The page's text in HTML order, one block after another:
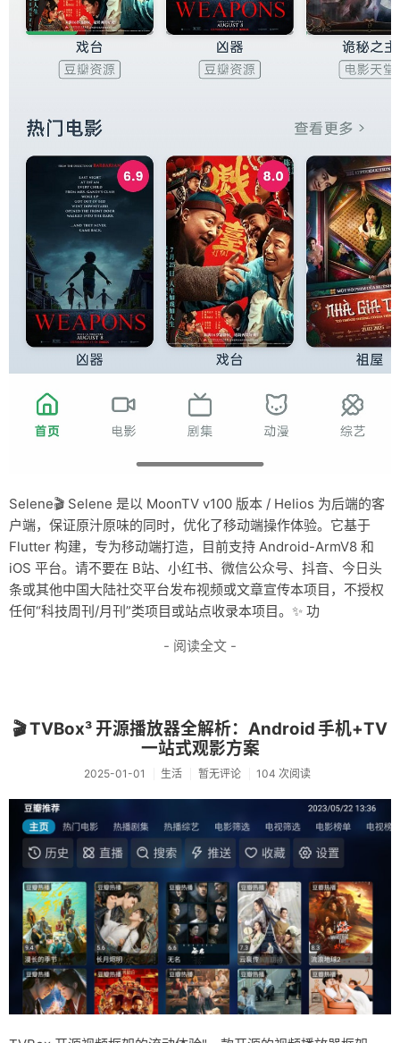
Selene🎬 Selene 是以 MoonTV v100 版本 / Helios 为后端的客
户端，保证原汁原味的同时，优化了移动端操作体验。它基于
Flutter 构建，专为移动端打造，目前支持 Android-ArmV8 和
iOS 平台。请不要在 B站、小红书、微信公众号、抖音、今日头
条或其他中国大陆社交平台发布视频或文章宣传本项目，不授权
任何“科技周刊/月刊”类项目或站点收录本项目。✨ 功
- 阅读全文 -
🎬 TVBox³ 开源播放器全解析：Android 手机+TV
一站式观影方案
2025-01-01 生活 暂无评论 104 次阅读